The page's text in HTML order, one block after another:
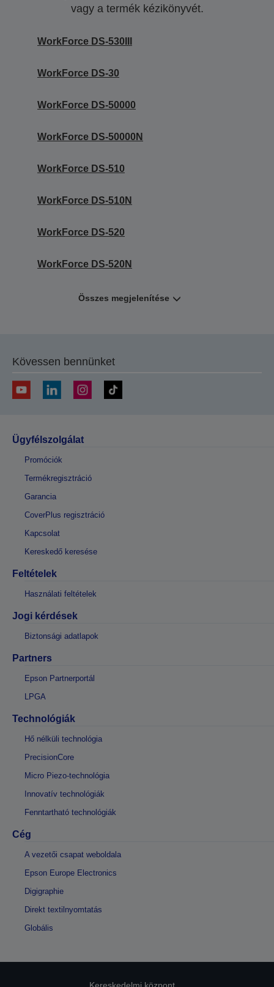
vagy a termék kézikönyvét.
WorkForce DS-530III
WorkForce DS-30
WorkForce DS-50000
WorkForce DS-50000N
WorkForce DS-510
WorkForce DS-510N
WorkForce DS-520
WorkForce DS-520N
Összes megjelenítése
Kövessen bennünket
Ügyfélszolgálat
Promóciók
Termékregisztráció
Garancia
CoverPlus regisztráció
Kapcsolat
Kereskedő keresése
Feltételek
Használati feltételek
Jogi kérdések
Biztonsági adatlapok
Partners
Epson Partnerportál
LPGA
Technológiák
Hő nélküli technológia
PrecisionCore
Micro Piezo-technológia
Innovatív technológiák
Fenntartható technológiák
Cég
A vezetői csapat weboldala
Epson Europe Electronics
Digigraphie
Direkt textilnyomtatás
Globális
Kereskedelmi központ